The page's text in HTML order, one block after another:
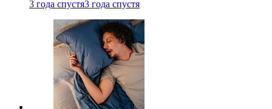
3 года спустя3 года спустя